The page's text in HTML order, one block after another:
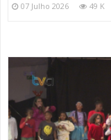
07 Julho 2026 49 K